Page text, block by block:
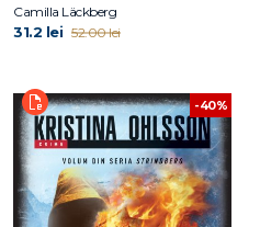
Camilla Läckberg
31.2 lei 52.00 lei
-40%